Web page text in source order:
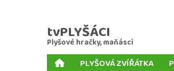
tvPLYŠÁCI
Plyšové hračky, maňásci
PLYŠOVÁ ZVÍŘÁTKA